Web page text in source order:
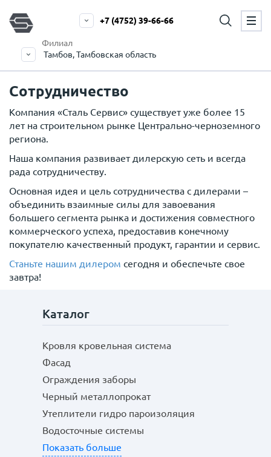
Филиал
Тамбов, Тамбовская область
+7 (4752) 39-66-66
Сотрудничество
Компания «Сталь Сервис» существует уже более 15
лет на строительном рынке Центрально-черноземного
региона.
Наша компания развивает дилерскую сеть и всегда
рада сотрудничеству.
Основная идея и цель сотрудничества с дилерами –
объединить взаимные силы для завоевания
большего сегмента рынка и достижения совместного
коммерческого успеха, предоставив конечному
покупателю качественный продукт, гарантии и сервис.
Станьте нашим дилером сегодня и обеспечьте свое
завтра!
Каталог
Кровля кровельная система
Фасад
Ограждения заборы
Черный металлопрокат
Утеплители гидро пароизоляция
Водосточные системы
Показать больше